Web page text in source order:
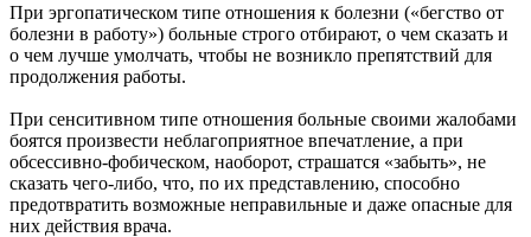
При эргопатическом типе отно­шения к болезни («бегство от
болезни в работу») больные строго отбирают, о чем сказать и
о чем лучше умолчать, чтобы не возникло препятствий для
продолжения работы.
При сен­ситивном типе отношения больные своими жалобами
боятся произвести неблагоприятное впечатление, а при
обсессивно-фобическом, наоборот, страшатся «забыть», не
сказать чего-либо, что, по их представлению, способно
предотвратить воз­можные неправильные и даже опасные для
них действия врача.